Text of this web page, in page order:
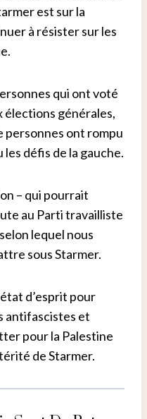
est sur la
à résister sur les
qui ont voté
élections générales,
personnes ont rompu
défis de la gauche.
– qui pourrait
au Parti travailliste
lequel nous
sous Starmer.
d’esprit pour
antifascistes et
pour la Palestine
de Starmer.